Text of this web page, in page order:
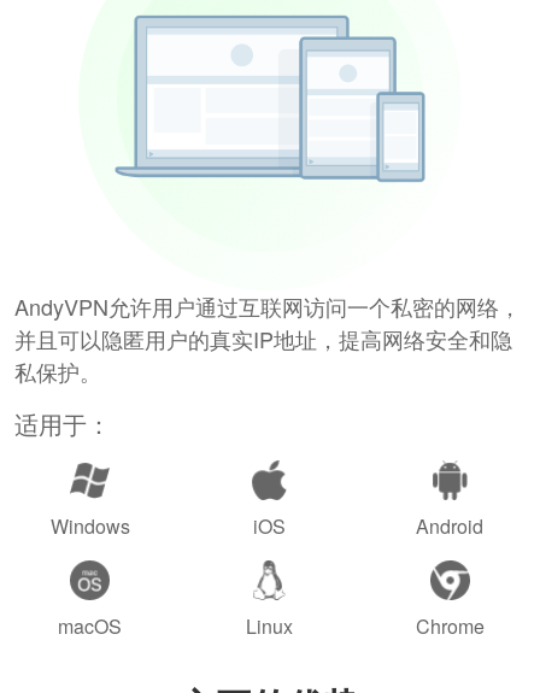
AndyVPN允许用户通过互联网访问一个私密的网络，
并且可以隐匿用户的真实IP地址，提高网络安全和隐
私保护。
适用于：
Windows iOS Android
macOS Linux Chrome